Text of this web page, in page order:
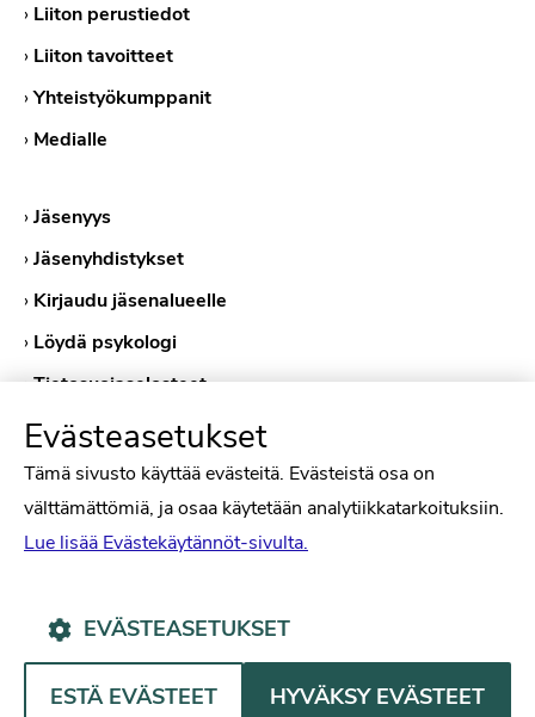
› Liiton perustiedot
› Liiton tavoitteet
›Yhteistyökumppanit
› Medialle
›Jäsenyys
›Jäsenyhdistykset
› Kirjaudu jäsenalueelle
› Löydä psykologi
›Tietosuojaselosteet
›Evästekäytännöt
Psykologiliitto Facebookissa
Psykologiliitto Instagramissa
Psykologiliitto LinkedInissä
Psykologiliitto
Evästeasetukset
Tämä sivusto käyttää evästeitä. Evästeistä osa on
välttämättömiä, ja osaa käytetään analytiikkatarkoituksiin.
Lue lisää Evästekäytännöt-sivulta.
EVÄSTEASETUKSET
ESTÄ EVÄSTEET HYVÄKSY EVÄSTEET